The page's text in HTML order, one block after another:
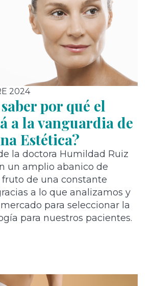
2024
por qué el
a la vanguardia de
Estética?
la doctora Humildad Ruiz
un amplio abanico de
de una constante
a lo que analizamos y
para seleccionar la
para nuestros pacientes.